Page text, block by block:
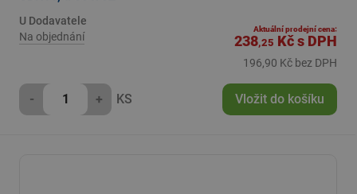
U Dodavatele
Na objednání
Aktuální prodejní cena:
238,25 Kčs DPH
196,90 Kč bez DPH
- + KS Vložit do košíku